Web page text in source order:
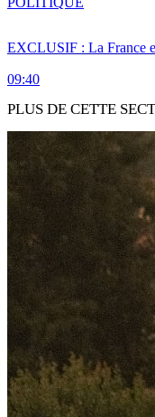
EXCLUSIF : La France
09:40
PLUS DE CETTE